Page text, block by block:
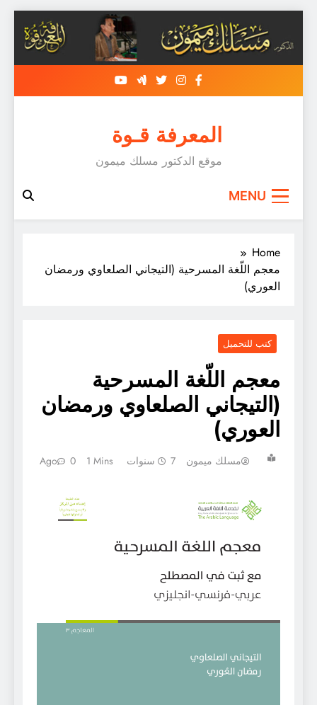
content
المعرفة قـوة
موقع الدكتور مسلك ميمون
MENU
Home
معجم اللّغة المسرحية (التيجاني الصلعاوي ورمضان
العوري)
كتب للتحميل
معجم اللّغة المسرحية
(التيجاني الصلعاوي ورمضان
العوري)
مسلك ميمون 7 سنوات Ago 0 1 Mins